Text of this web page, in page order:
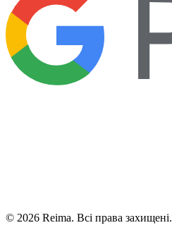
© 2026 Reima. Всі права захищені.